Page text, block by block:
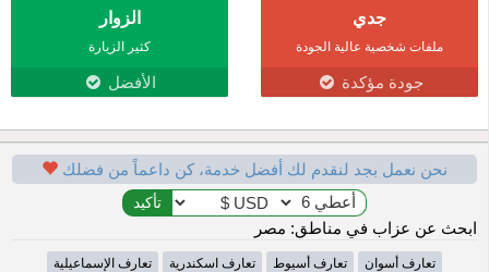
جدي
ملفات شخصية عالية الجودة
جودة مؤكدة
الزوار
كثير الزيارة
الأفضل
نحن نعمل بجد لنقدم لك أفضل خدمة، كن داعماً من فضلك
ابحث عن عزاب في مناطق: مصر
تعارف أسوان تعارف أسيوط تعارف اسكندرية تعارف الإسماعيلية